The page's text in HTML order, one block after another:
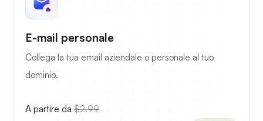
E-mail personale
Collega la tua email aziendale o personale al tuo
dominio.
A partire da $2.99